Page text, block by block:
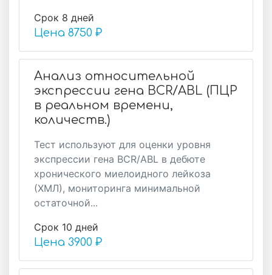
Срок 8 дней
Цена 8750 ₽
Анализ относительной
экспрессии гена BCR/ABL (ПЦР
в реальном времени,
количеств.)
Тест используют для оценки уровня
экспрессии гена BCR/ABL в дебюте
хронического миелоидного лейкоза
(ХМЛ), мониторинга минимальной
остаточной...
Срок 10 дней
Цена 3900 ₽